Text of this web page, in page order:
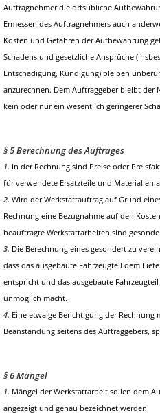
Auftragnehmer die ortsübliche
Ermessen des Auftragnehmers auch
Kosten und Gefahren der Aufbewahrung
Schadens und gesetzliche Ansprüche
Entschädigung, Kündigung) bleiben
anzurechnen. Dem Auftraggeber bleibt
kein oder nur ein wesentlich geringerer
§ 5 Berechnung des Auftrages
1. In der Rechnung sind Preise oder
für verwendete Ersatzteile und Materialien
2. Wird der Werkstattauftrag auf Grund
Rechnung eine Bezugnahme auf den
beauftragte Werkstattarbeiten sind
3. Die Berechnung eines gesondert zu
dass das ausgebaute Fahrzeugteil dem
entspricht und das ausgebaute
unmöglich macht.
4. Eine etwaige Berichtigung der
Beanstandung seitens des Auftraggebers,
§ 6 Mängel
1. Mängel der Werkstattarbeit sollen dem
angezeigt und genau bezeichnet werden.